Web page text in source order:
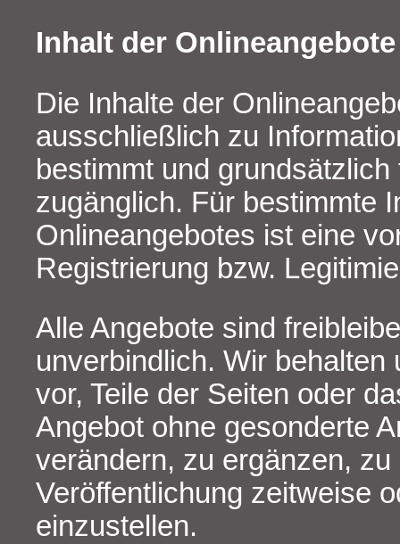
Inhalt der Onlineangebote
Die Inhalte der
ausschließlich zu
bestimmt und
zugänglich. Für bestimmte
Onlineangebotes ist eine
Registrierung bzw.
Alle Angebote sind
unverbindlich. Wir behalten
vor, Teile der Seiten oder
Angebot ohne gesonderte
verändern, zu ergänzen,
Veröffentlichung zeitweise
einzustellen.